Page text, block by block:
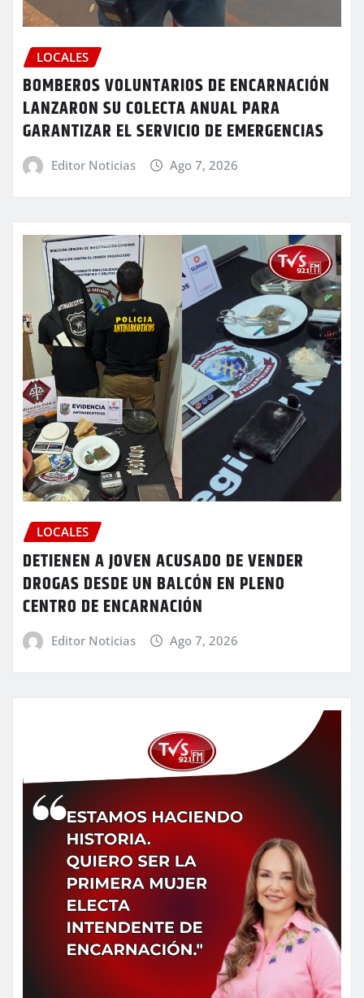
LOCALES
BOMBEROS VOLUNTARIOS DE ENCARNACIÓN
LANZARON SU COLECTA ANUAL PARA
GARANTIZAR EL SERVICIO DE EMERGENCIAS
Editor Noticias Ago 7, 2026
LOCALES
DETIENEN A JOVEN ACUSADO DE VENDER
DROGAS DESDE UN BALCÓN EN PLENO
CENTRO DE ENCARNACIÓN
Editor Noticias Ago 7, 2026